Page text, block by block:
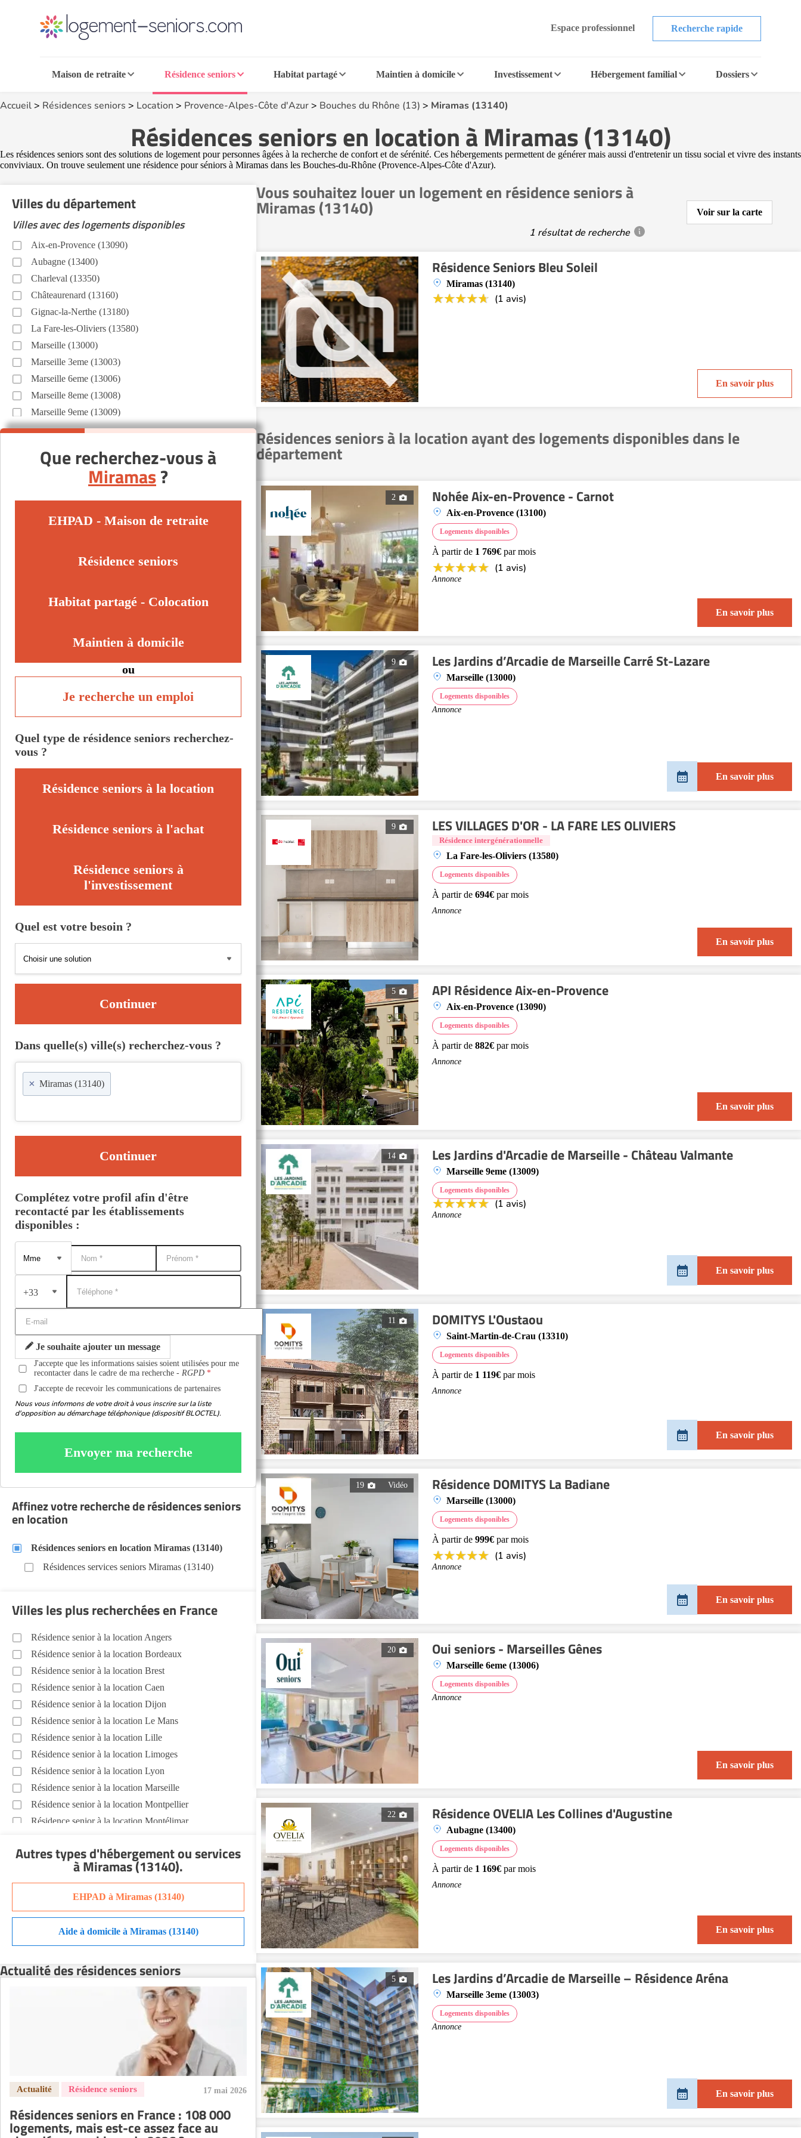
Espace professionnel Recherche rapide
Maison de retraite Résidence seniors Habitat partagé Maintien à domicile Investissement Hébergement familial Dossiers
Accueil> Résidences seniors > Location > Provence-Alpes-Côte d'Azur> Bouches du Rhône (13) > Miramas (13140)
Résidences seniors en location à Miramas (13140)
Les résidences seniors sont des solutions de logement pour personnes âgées à la recherche de confort et de sérénité. Ces hébergements permettent de générer mais aussi d'entretenir un tissu social et vivre des instants
conviviaux. On trouve seulement une résidence pour séniors à Miramas dans les Bouches-du-Rhône (Provence-Alpes-Côte d'Azur).
Vous souhaitez louer un logement en résidence seniors à
Miramas (13140)
1 résultat de recherche
Voir sur la carte
Résidence Seniors Bleu Soleil
Miramas (13140)
(1 avis)
En savoir plus
Résidences seniors à la location ayant des logements disponibles dans le
département
2 Nohée Aix-en-Provence - Carnot
Aix-en-Provence (13100)
Logements disponibles
À partir de 1 769€ par mois
(1 avis)
Annonce
En savoir plus
9 Les Jardins d’Arcadie de Marseille Carré St-Lazare
Marseille (13000)
Logements disponibles
Annonce
En savoir plus
9 LES VILLAGES D'OR - LA FARE LES OLIVIERS
Résidence intergénérationnelle
La Fare-les-Oliviers (13580)
Logements disponibles
À partir de 694€ par mois
Annonce
En savoir plus
5 API Résidence Aix-en-Provence
Aix-en-Provence (13090)
Logements disponibles
À partir de 882€ par mois
Annonce
En savoir plus
14 Les Jardins d'Arcadie de Marseille - Château Valmante
Marseille 9eme (13009)
Logements disponibles
(1 avis)
Annonce
En savoir plus
11 DOMITYS L'Oustaou
Saint-Martin-de-Crau (13310)
Logements disponibles
À partir de 1 119€ par mois
Annonce
En savoir plus
19 Vidéo Résidence DOMITYS La Badiane
Marseille (13000)
Logements disponibles
À partir de 999€ par mois
(1 avis)
Annonce
En savoir plus
20 Oui seniors - Marseilles Gênes
Marseille 6eme (13006)
Logements disponibles
Annonce
En savoir plus
22 Résidence OVELIA Les Collines d'Augustine
Aubagne (13400)
Logements disponibles
À partir de 1 169€ par mois
Annonce
En savoir plus
5 Les Jardins d’Arcadie de Marseille – Résidence Aréna
Marseille 3eme (13003)
Logements disponibles
Annonce
En savoir plus
Villes du département
Villes avec des logements disponibles
Aix-en-Provence (13090)
Aubagne (13400)
Charleval (13350)
Châteaurenard (13160)
Gignac-la-Nerthe (13180)
La Fare-les-Oliviers (13580)
Marseille (13000)
Marseille 3eme (13003)
Marseille 6eme (13006)
Marseille 8eme (13008)
Marseille 9eme (13009)
Saint-Martin-de-Crau (13310)
Vitrolles (13127)
Autres villes du département
Bouc-Bel-Air (13320)
Cassis (13260)
Que recherchez-vous à
Miramas?
EHPAD - Maison de retraite
Résidence seniors
Habitat partagé - Colocation
Maintien à domicile
ou
Je recherche un emploi
Quel type de résidence seniors recherchez-
vous ?
Résidence seniors à la location
Résidence seniors à l'achat
Résidence seniors à
l'investissement
Quel est votre besoin ?
Continuer
Dans quelle(s) ville(s) recherchez-vous ?
× Miramas (13140)
Continuer
Complétez votre profil afin d'être
recontacté par les établissements
disponibles :
+33
Je souhaite ajouter un message
J'accepte que les informations saisies soient utilisées pour me
recontacter dans le cadre de ma recherche -RGPD
J'accepte de recevoir les communications de partenaires
Nous vous informons de votre droit à vous inscrire sur la liste
d'opposition au démarchage téléphonique (dispositif BLOCTEL).
Envoyer ma recherche
Affinez votre recherche de résidences seniors
en location
Résidences seniors en location Miramas (13140)
Résidences services seniors Miramas (13140)
Villes les plus recherchées en France
Résidence senior à la location Angers
Résidence senior à la location Bordeaux
Résidence senior à la location Brest
Résidence senior à la location Caen
Résidence senior à la location Dijon
Résidence senior à la location Le Mans
Résidence senior à la location Lille
Résidence senior à la location Limoges
Résidence senior à la location Lyon
Résidence senior à la location Marseille
Résidence senior à la location Montpellier
Résidence senior à la location Montélimar
Résidence senior à la location Nîmes
Résidence senior à la location Orléans
Résidence senior à la location Reims
Résidence senior à la location Rennes
Résidence senior à la location Strasbourg
Recherche par ville
Autres types d'hébergement ou services
à Miramas (13140).
EHPAD à Miramas (13140)
Aide à domicile à Miramas (13140)
Actualité des résidences seniors
17 mai 2026
Résidences seniors en France : 108 000
logements, mais est-ce assez face au